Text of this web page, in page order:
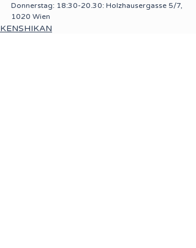
Donnerstag: 18:30-20.30: Holzhausergasse 5/7,
1020 Wien
KENSHIKAN